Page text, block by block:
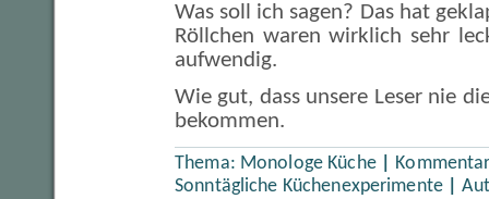
Was soll ich sagen? Das hat
Röllchen waren wirklich sehr
aufwendig.
Wie gut, dass unsere Leser nie
bekommen.
Thema: Monologe Küche
Sonntägliche Küchenexperimente |